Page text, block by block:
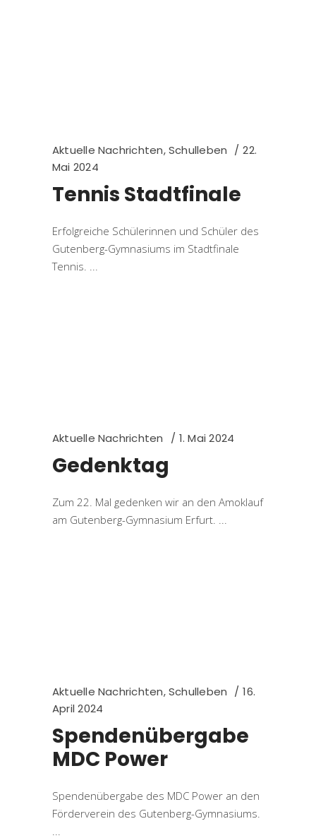
Aktuelle Nachrichten,Schulleben
22.
Mai 2024
Tennis Stadtfinale
Erfolgreiche Schülerinnen und Schüler des
Gutenberg-Gymnasiums im Stadtfinale
Tennis.
Aktuelle Nachrichten 1. Mai 2024
Gedenktag
Zum 22. Mal gedenken wir an den Amoklauf
am Gutenberg-Gymnasium Erfurt.
Aktuelle Nachrichten,Schulleben
16.
April 2024
Spendenübergabe
MDC Power
Spendenübergabe des MDC Power an den
Förderverein des Gutenberg-Gymnasiums.